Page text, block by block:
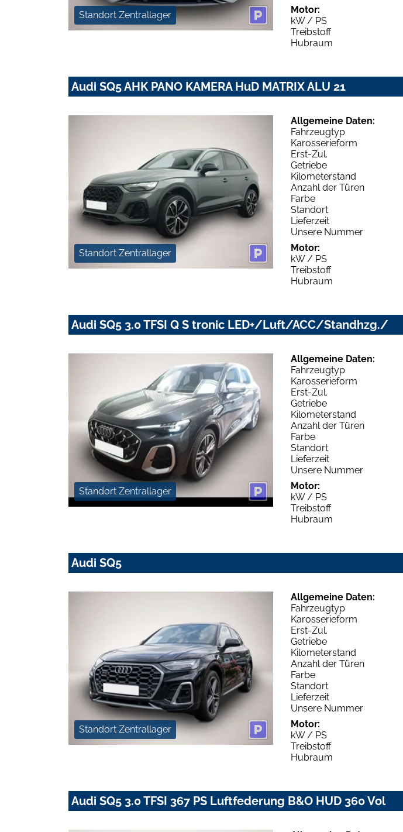
Standort Zentrallager
Motor:
kW / PS
Treibstoff
Hubraum
Audi SQ5 AHK PANO KAMERA HuD MATRIX ALU 21
Standort Zentrallager
Allgemeine Daten:
Fahrzeugtyp
Karosserieform
Erst-Zul.
Getriebe
Kilometerstand
Anzahl der Türen
Farbe
Standort
Lieferzeit
Unsere Nummer
Motor:
kW / PS
Treibstoff
Hubraum
Audi SQ5 3.0 TFSI Q S tronic LED+/Luft/ACC/Standhzg./
Standort Zentrallager
Allgemeine Daten:
Fahrzeugtyp
Karosserieform
Erst-Zul.
Getriebe
Kilometerstand
Anzahl der Türen
Farbe
Standort
Lieferzeit
Unsere Nummer
Motor:
kW / PS
Treibstoff
Hubraum
Audi SQ5
Standort Zentrallager
Allgemeine Daten:
Fahrzeugtyp
Karosserieform
Erst-Zul.
Getriebe
Kilometerstand
Anzahl der Türen
Farbe
Standort
Lieferzeit
Unsere Nummer
Motor:
kW / PS
Treibstoff
Hubraum
Audi SQ5 3.0 TFSI 367 PS Luftfederung B&O HUD 360 Vol